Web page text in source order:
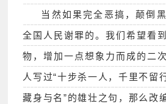
当然如果完全恶搞，颠倒
全国人民谢罪的。我们希望看
物，增加一点想象力而成的二
人写过“十步杀一人，千里不留
藏身与名”的雄壮之句，那么改